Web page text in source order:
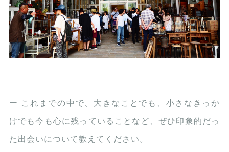
ー これまでの中で、大きなことでも、小さなきっか
けでも今も心に残っていることなど、ぜひ印象的だっ
た出会いについて教えてください。